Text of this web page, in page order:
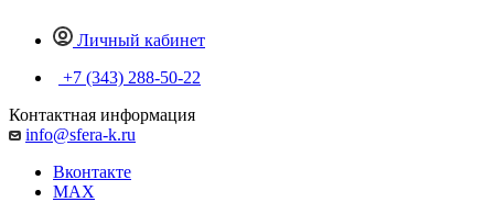
Личный кабинет
+7 (343) 288-50-22
Контактная информация
info@sfera-k.ru
Вконтакте
MAX